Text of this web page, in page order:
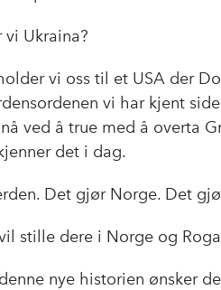
Ukraina?
vi oss til et USA der
vi har kjent
ved å true med å overta
det i dag.
Det gjør Norge. Det
stille dere i Norge og
nye historien ønsker